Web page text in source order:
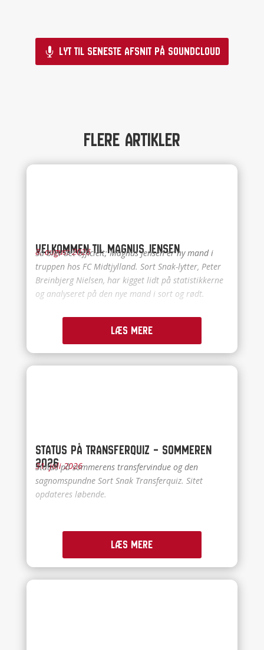
Lyt til seneste afsnit på Soundcloud
Flere artikler
Velkommen til Magnus Jensen
8. august 2026
Så blev det officielt; Magnus Jensen er ny mand i
truppen hos FC Midtjylland. Sort Snak-lytter, Peter
Breinbjerg Nielsen, har kigget lidt på statistikkerne
og analyseret på den nye mand i sort og rødt.
Læs mere
Status på Transferquiz – Sommeren
2026
31. juli 2026
Status på sommerens transfervindue og den
sagnomspundne Sort Snak Transferquiz. Sitet
opdateres løbende.
Læs mere